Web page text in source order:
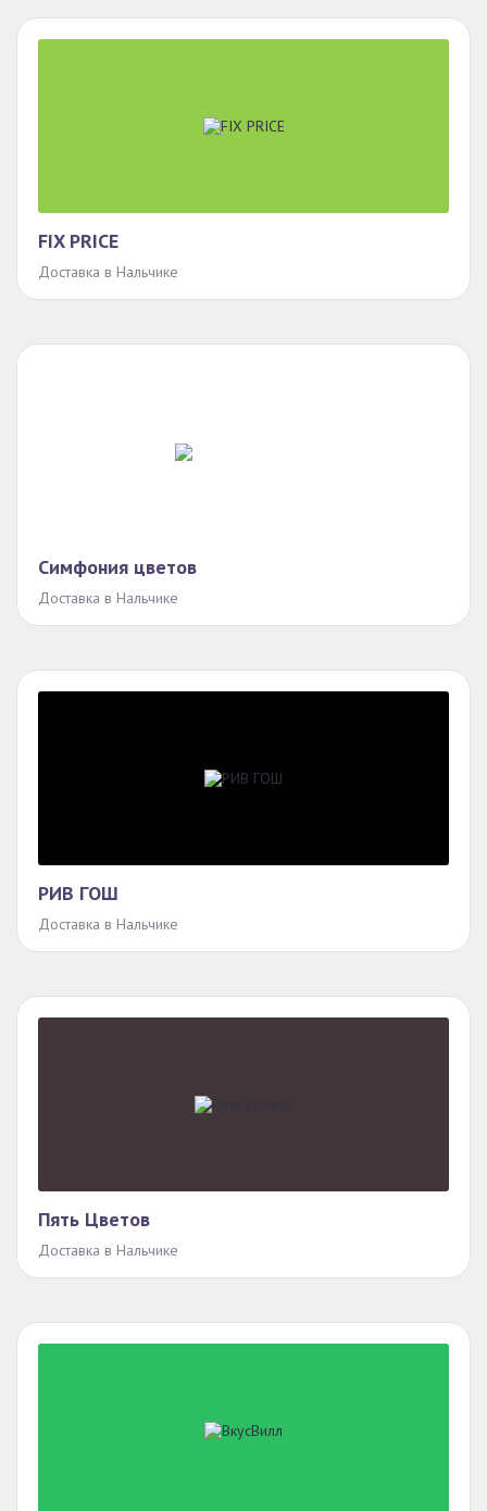
FIX PRICE
Доставка в Нальчике
Симфония цветов
Доставка в Нальчике
РИВ ГОШ
Доставка в Нальчике
Пять Цветов
Доставка в Нальчике